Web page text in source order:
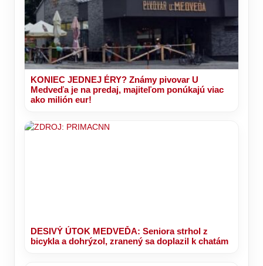
KONIEC JEDNEJ ÉRY? Známy pivovar U
Medveďa je na predaj, majiteľom ponúkajú viac
ako milión eur!
DESIVÝ ÚTOK MEDVEĎA: Seniora strhol z
bicykla a dohrýzol, zranený sa doplazil k chatám